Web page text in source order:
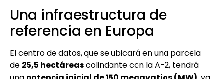
Una infraestructura de
referencia en Europa
El centro de datos, que se ubicará en una parcela
de 25,5 hectáreascolindante con la A-2, tendrá